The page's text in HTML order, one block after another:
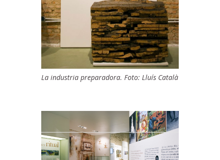
La industria preparadora. Foto: Lluís Català